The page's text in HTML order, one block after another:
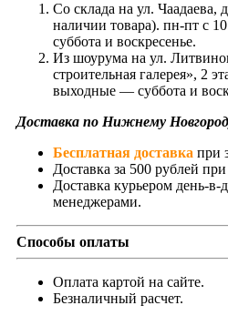
Со склада на ул. Чаадаева,
наличии товара). пн-пт с
суббота и воскресенье.
Из шоурума на ул.
строительная галерея», 2
выходные — суббота и
Доставка по Нижнему
Бесплатная доставка при
Доставка за 500 рублей
Доставка курьером день-в-
менеджерами.
Способы оплаты
Оплата картой на сайте.
Безналичный расчет.